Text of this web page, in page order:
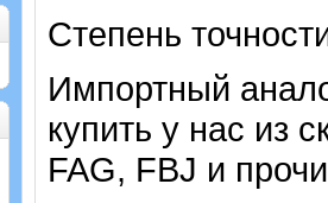
Степень
Импортный
купить у нас из
FAG, FBJ и